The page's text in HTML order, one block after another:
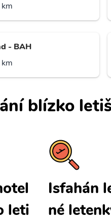
- BAH
blízko
leti
Isfahán
né